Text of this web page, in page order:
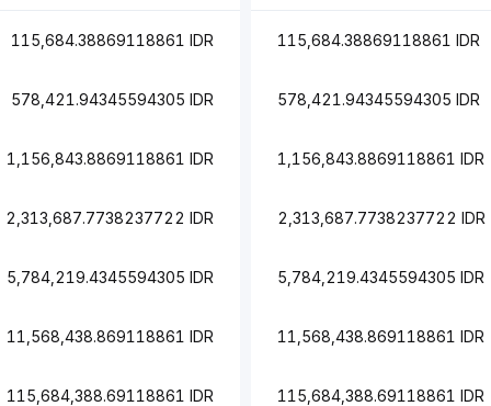
115,684.38869118861 IDR
578,421.94345594305 IDR
1,156,843.8869118861 IDR
2,313,687.7738237722 IDR
5,784,219.4345594305 IDR
11,568,438.869118861 IDR
115,684,388.69118861 IDR
115,684.38869118861 IDR
578,421.94345594305 IDR
1,156,843.8869118861 IDR
2,313,687.7738237722 IDR
5,784,219.4345594305 IDR
11,568,438.869118861 IDR
115,684,388.69118861 IDR